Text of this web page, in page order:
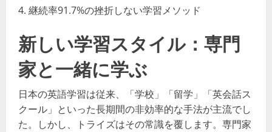
継続率91.7%の挫折しない学習メソッド
新しい学習スタイル：専門
家と一緒に学ぶ
日本の英語学習は従来、「学校」「留学」「英会話ス
クール」といった長期間の非効率的な手法が主流でし
た。しかし、トライズはその常識を覆します。専門家